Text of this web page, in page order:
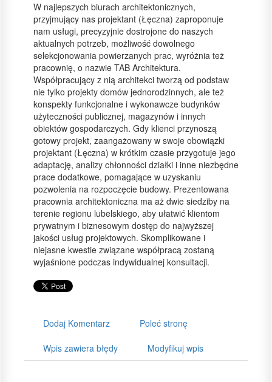
W najlepszych biurach architektonicznych,
przyjmujący nas projektant (Łęczna) zaproponuje
nam usługi, precyzyjnie dostrojone do naszych
aktualnych potrzeb, możliwość dowolnego
selekcjonowania powierzanych prac, wyróżnia też
pracownię, o nazwie TAB Architektura.
Współpracujący z nią architekci tworzą od podstaw
nie tylko projekty domów jednorodzinnych, ale też
konspekty funkcjonalne i wykonawcze budynków
użyteczności publicznej, magazynów i innych
obiektów gospodarczych. Gdy klienci przynoszą
gotowy projekt, zaangażowany w swoje obowiązki
projektant (Łęczna) w krótkim czasie przygotuje jego
adaptację, analizy chłonności działki i inne niezbędne
prace dodatkowe, pomagające w uzyskaniu
pozwolenia na rozpoczęcie budowy. Prezentowana
pracownia architektoniczna ma aż dwie siedziby na
terenie regionu lubelskiego, aby ułatwić klientom
prywatnym i biznesowym dostęp do najwyższej
jakości usług projektowych. Skomplikowane i
niejasne kwestie związane współpracą zostaną
wyjaśnione podczas indywidualnej konsultacji.
Dodaj Komentarz Poleć stronę
Wpis zawiera błędy Modyfikuj wpis